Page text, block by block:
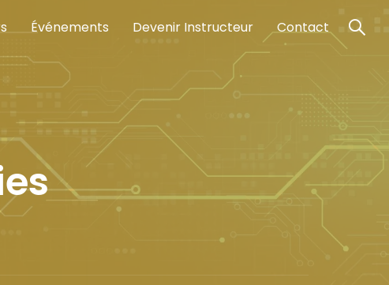
Événements Devenir Instructeur Contact